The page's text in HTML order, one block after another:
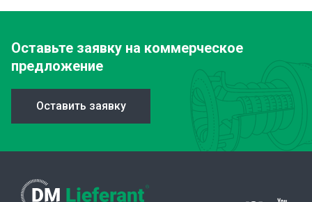
Оставьте заявку на коммерческое
предложение
Оставить заявку